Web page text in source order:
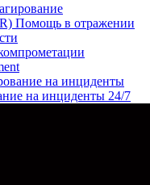
Помощь в отражении
на инциденты
на инциденты 24/7